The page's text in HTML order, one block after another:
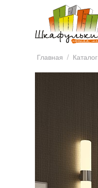
Главная / Каталог